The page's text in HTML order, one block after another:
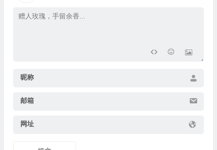
昵称
邮箱
网址